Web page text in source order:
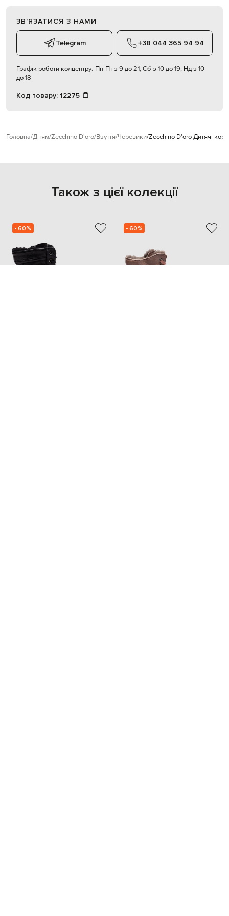
ЗВʼЯЗАТИСЯ З НАМИ
Telegram +38 044 365 94 94
Графік роботи колцентру: Пн-Пт з 9 до 21, Сб з 10 до 19, Нд з 10
до 18
Код товару: 12275
Головна Дітям Zecchino D'oro Взуття Черевики Zecchino D'oro Дитячі
Також з цієї колекції
- 60% - 60%